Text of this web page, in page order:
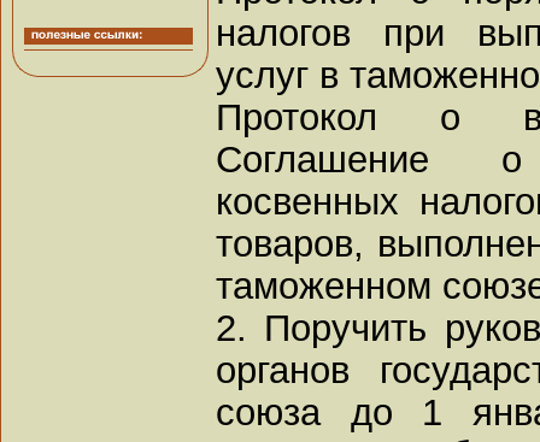
налогов при
услуг в
Протокол о
Соглашение
косвенных
товаров,
таможенном
2. Поручить
органов
союза до 1